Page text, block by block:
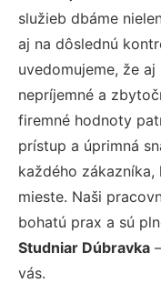
služieb dbáme
aj na dôslednú
uvedomujeme, že
nepríjemné a
firemné hodnoty
prístup a úprimná
každého
mieste. Naši
bohatú prax a sú
Studniar Dúbravka
vás.